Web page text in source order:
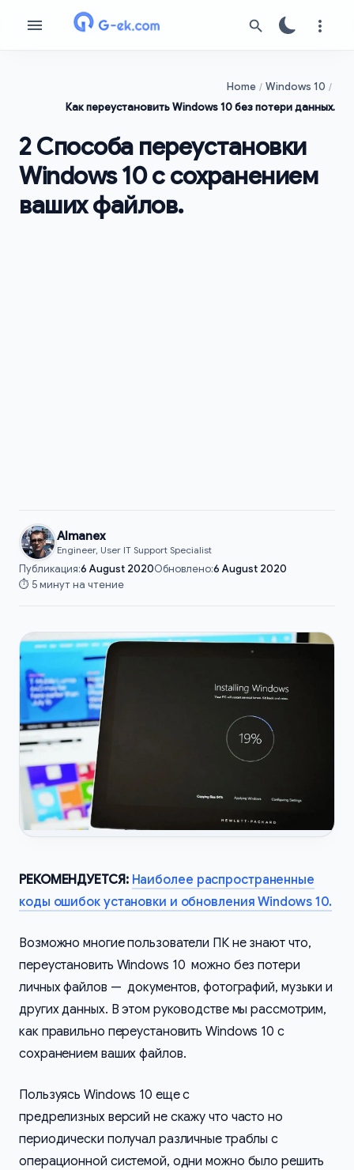
Home
Windows 10
Как переустановить Windows 10 без потери данных.
2 Способа переустановки
Windows 10 с сохранением
ваших файлов.
Almanex
Engineer, User IT Support Specialist
Публикация:6 August 2020Обновлено:6 August 2020
⏱️ 5 минут на чтение
РЕКОМЕНДУЕТСЯ: Наиболее распространенные
коды ошибок установки и обновления Windows 10.
Возможно многие пользователи ПК не знают что,
переустановить Windows 10 можно без потери
личных файлов — документов, фотографий, музыки и
других данных. В этом руководстве мы рассмотрим,
как правильно переустановить Windows 10 с
сохранением ваших файлов.
Пользуясь Windows 10 еще с
предрелизных версий не скажу что часто но
периодически получал различные траблы с
операционной системой, одни можно было решить